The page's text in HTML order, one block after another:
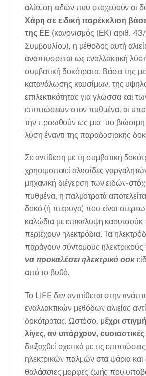
αλίευση ειδών που στοχεύουν οι
Χάρη σε ειδική παρέκκλιση
της ΕΕ (κανονισμός (ΕΚ) αριθ.
Συμβουλίου), η μέθοδος αυτή
αναπτύσσεται ως εναλλακτική
συμβατική δοκότρατα. Βάσει της
κατανάλωσης καυσίμων, της
επιλεκτικότητας για γλώσσα και
επιπτώσεων στον πυθμένα, οι
την προωθούν ως μια πιο βιώσιμη
λύση έναντι της παραδοσιακής
Σε αντίθεση με τη συμβατική
χρησιμοποιεί αλυσίδες
μηχανική διέγερση των ειδών-
πυθμένα, η παλμοτρατά
δοκό (ή πτέρυγα) που είναι
καλώδια με επικάλυψη καουτσούκ
περιέχουν ηλεκτρόδια. Τα
παράγουν σύντομους
να προκαλέσει ηλεκτρικό σοκ
από το βυθό.
Το LIFE δεν αντιτίθεται στην
εναλλακτικών μεθόδων αλιείας
δοκότρατας. Ωστόσο, μέχρι
λίγες, αν υπάρχουν, ουσιαστικές
διεξαχθεί σχετικά με τις
ηλεκτρικών παλμών στα ψάρια και
θαλάσσιες μορφές ζωής που